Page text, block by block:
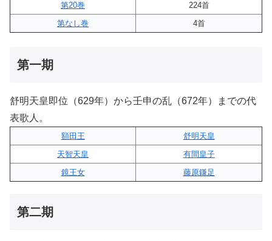
第20巻
224首
第なし巻
4首
第一期
舒明天皇即位（629年）から壬申の乱（672年）までの代
表歌人。
額田王
舒明天皇
天智天皇
有間皇子
鏡王女
藤原鎌足
第二期